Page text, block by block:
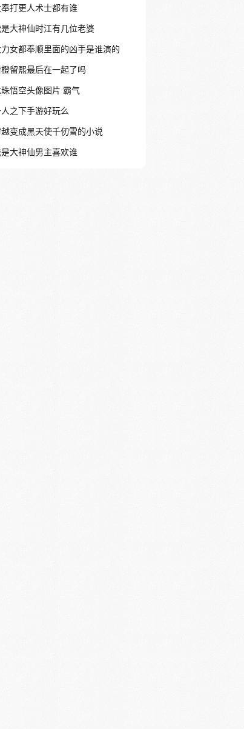
打更人术士都有谁
大神仙时江有几位老婆
女都奉顺里面的凶手是谁演的
橙留熙最后在一起了吗
悟空头像图片 霸气
之下手游好玩么
越变成黑天使千仞雪的小说
大神仙男主喜欢谁